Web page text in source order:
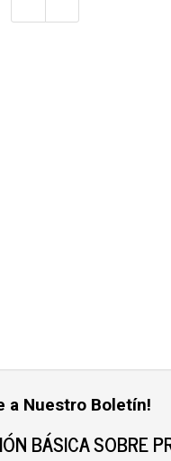
a Nuestro Boletín!
BÁSICA SOBRE